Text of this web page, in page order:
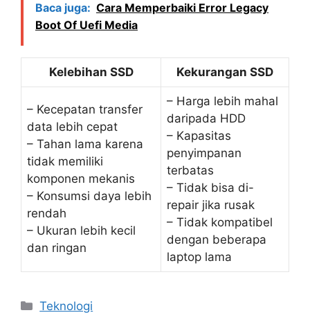
Baca juga: Cara Memperbaiki Error Legacy
Boot Of Uefi Media
Kelebihan SSD Kekurangan SSD
– Kecepatan transfer
data lebih cepat
– Tahan lama karena
tidak memiliki
komponen mekanis
– Konsumsi daya lebih
rendah
– Ukuran lebih kecil
dan ringan
– Harga lebih mahal
daripada HDD
– Kapasitas
penyimpanan
terbatas
– Tidak bisa di-
repair jika rusak
– Tidak kompatibel
dengan beberapa
laptop lama
Kategori
Teknologi